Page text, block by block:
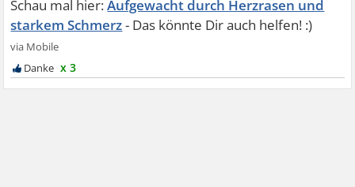
Aufgewacht durch Herzrasen und
starkem Schmerz
x 3